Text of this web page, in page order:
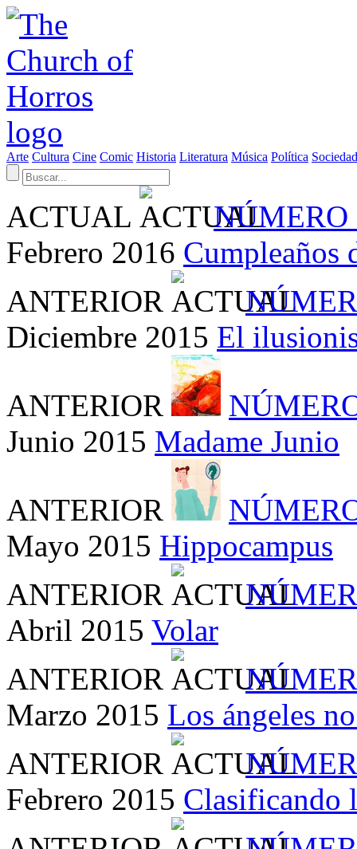
Arte Cultura Cine Comic Historia Literatura Música Política Sociedad
ACTUAL
NÚMERO
Febrero 2016 Cumpleaños
ANTERIOR
Diciembre 2015 El
ANTERIOR
Junio 2015 Madame Junio
ANTERIOR
Mayo 2015 Hippocampus
ANTERIOR
Abril 2015 Volar
ANTERIOR
Marzo 2015 Los ángeles
ANTERIOR
Febrero 2015 Clasificando